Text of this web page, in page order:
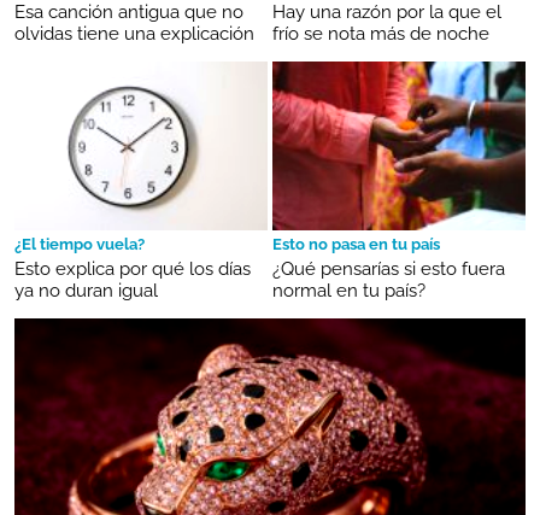
Esa canción antigua que no
olvidas tiene una explicación
Hay una razón por la que el
frío se nota más de noche
¿El tiempo vuela?
Esto explica por qué los días
ya no duran igual
Esto no pasa en tu país
¿Qué pensarías si esto fuera
normal en tu país?